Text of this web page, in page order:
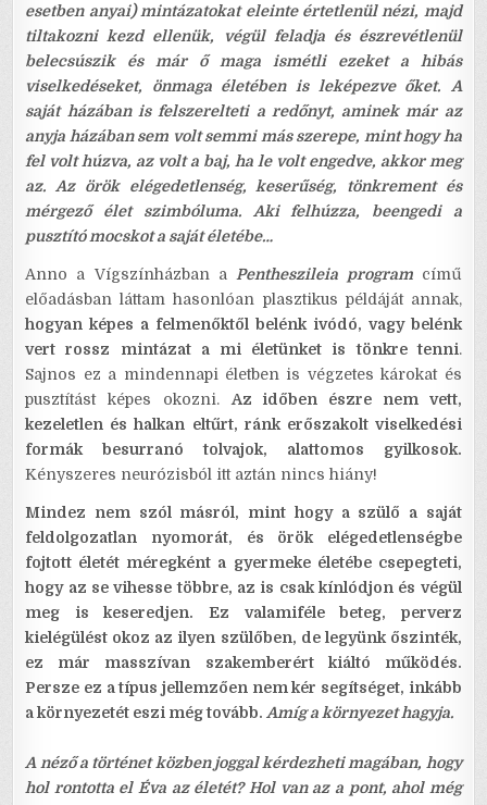
esetben anyai) mintázatokat eleinte értetlenül nézi, majd
tiltakozni kezd ellenük, végül feladja és észrevétlenül
belecsúszik és már ő maga ismétli ezeket a hibás
viselkedéseket, önmaga életében is leképezve őket.
A
saját házában is felszerelteti a redőnyt, aminek már az
anyja házában sem volt semmi más szerepe, mint hogy ha
fel volt húzva, az volt a baj, ha le volt engedve, akkor meg
az. Az örök elégedetlenség, keserűség, tönkrement és
mérgező élet szimbóluma. Aki felhúzza, beengedi a
pusztító mocskot a saját életébe…
Anno a Vígszínházban aPentheszileia programcímű
előadásban láttam hasonlóan plasztikus példáját annak,
hogyan képes a felmenőktől belénk ivódó, vagy belénk
vert rossz mintázat a mi életünket is tönkre tenni.
Sajnos ez a mindennapi életben is végzetes károkat és
pusztítást képes okozni.Az időben észre nem vett,
kezeletlen és halkan eltűrt, ránk erőszakolt viselkedési
formák besurranó tolvajok, alattomos gyilkosok.
Kényszeres neurózisból itt aztán nincs hiány!
Mindez nem szól másról, mint hogy a szülő a saját
feldolgozatlan nyomorát, és örök elégedetlenségbe
fojtott életét méregként a gyermeke életébe csepegteti,
hogy az se vihesse többre, az is csak kínlódjon és végül
meg is keseredjen. Ez valamiféle beteg, perverz
kielégülést okoz az ilyen szülőben, de legyünk őszinték,
ez már masszívan szakemberért kiáltó működés.
Persze ez a típus jellemzően nem kér segítséget, inkább
a környezetét eszi még tovább.Amíg a környezet hagyja.
A néző a történet közben joggal kérdezheti magában, hogy
hol rontotta el Éva az életét? Hol van az a pont, ahol még